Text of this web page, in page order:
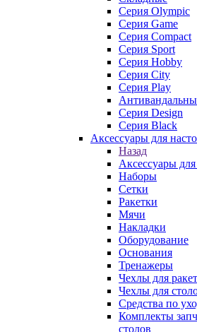
Серия Olympic
Серия Game
Серия Compact
Серия Sport
Серия Hobby
Серия City
Серия Play
Серия Design
Серия Black
Аксессуары для
Назад
Аксессуары
Наборы
Сетки
Ракетки
Мячи
Накладки
Оборудование
Основания
Тренажеры
Чехлы для
Чехлы для
Средства по
Комплекты
столов